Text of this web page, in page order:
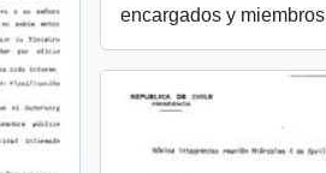
encargados y miembros